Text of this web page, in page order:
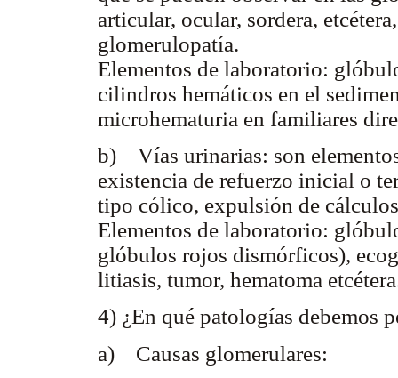
articular, ocular, sordera,
glomerulopatía.
Elementos de laboratorio:
cilindros hemáticos en el
microhematuria en familiares
b) Vías urinarias: son
existencia de refuerzo inicial o
tipo cólico, expulsión de
Elementos de laboratorio:
glóbulos rojos dismórficos),
litiasis, tumor, hematoma
4) ¿En qué patologías debemos
a) Causas glomerulares: